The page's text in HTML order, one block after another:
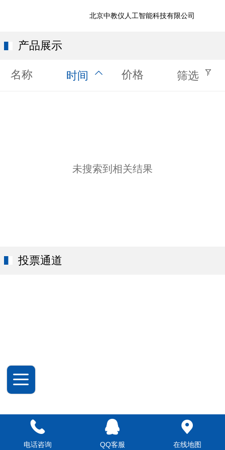
北京中教仪人工智能科技有限公司
产品展示
名称 时间 价格 筛选
未搜索到相关结果
投票通道
电话咨询 QQ客服 在线地图